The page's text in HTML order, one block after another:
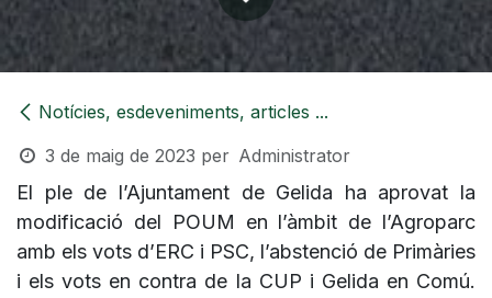
Notícies, esdeveniments, articles ...
3 de maig de 2023 per Administrator
El ple de l’Ajuntament de Gelida ha aprovat la
modificació del POUM en l’àmbit de l’Agroparc
amb els vots d’ERC i PSC, l’abstenció de Primàries
i els vots en contra de la CUP i Gelida en Comú.